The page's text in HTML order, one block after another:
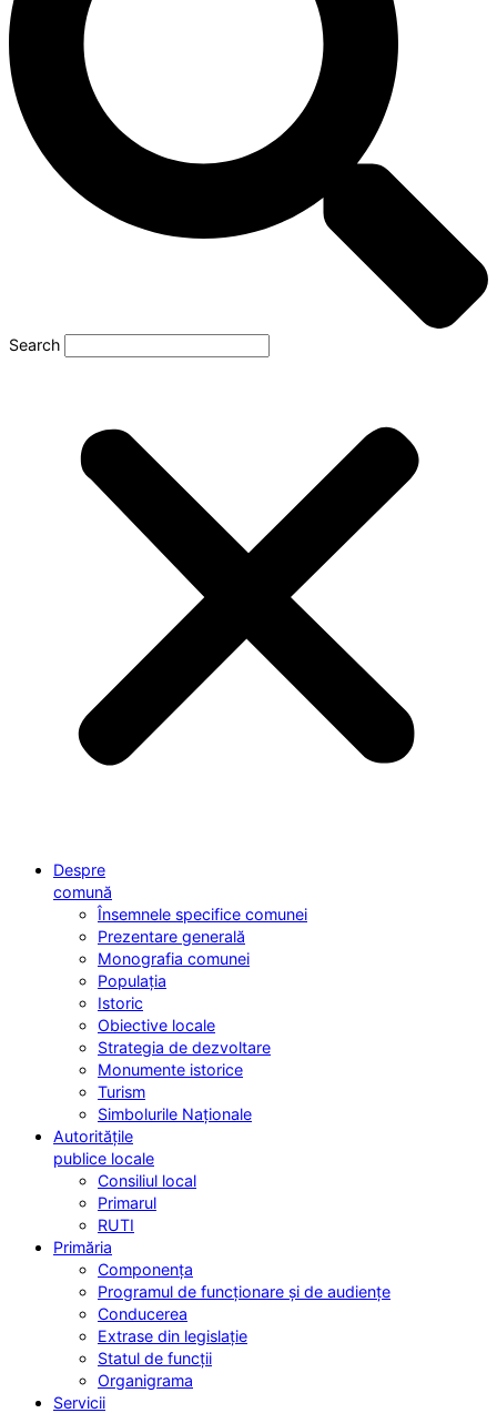
Search
Despre
comună
Însemnele specifice comunei
Prezentare generală
Monografia comunei
Populația
Istoric
Obiective locale
Strategia de dezvoltare
Monumente istorice
Turism
Simbolurile Naționale
Autoritățile
publice locale
Consiliul local
Primarul
RUTI
Primăria
Componența
Programul de funcționare și de audiențe
Conducerea
Extrase din legislație
Statul de funcții
Organigrama
Servicii